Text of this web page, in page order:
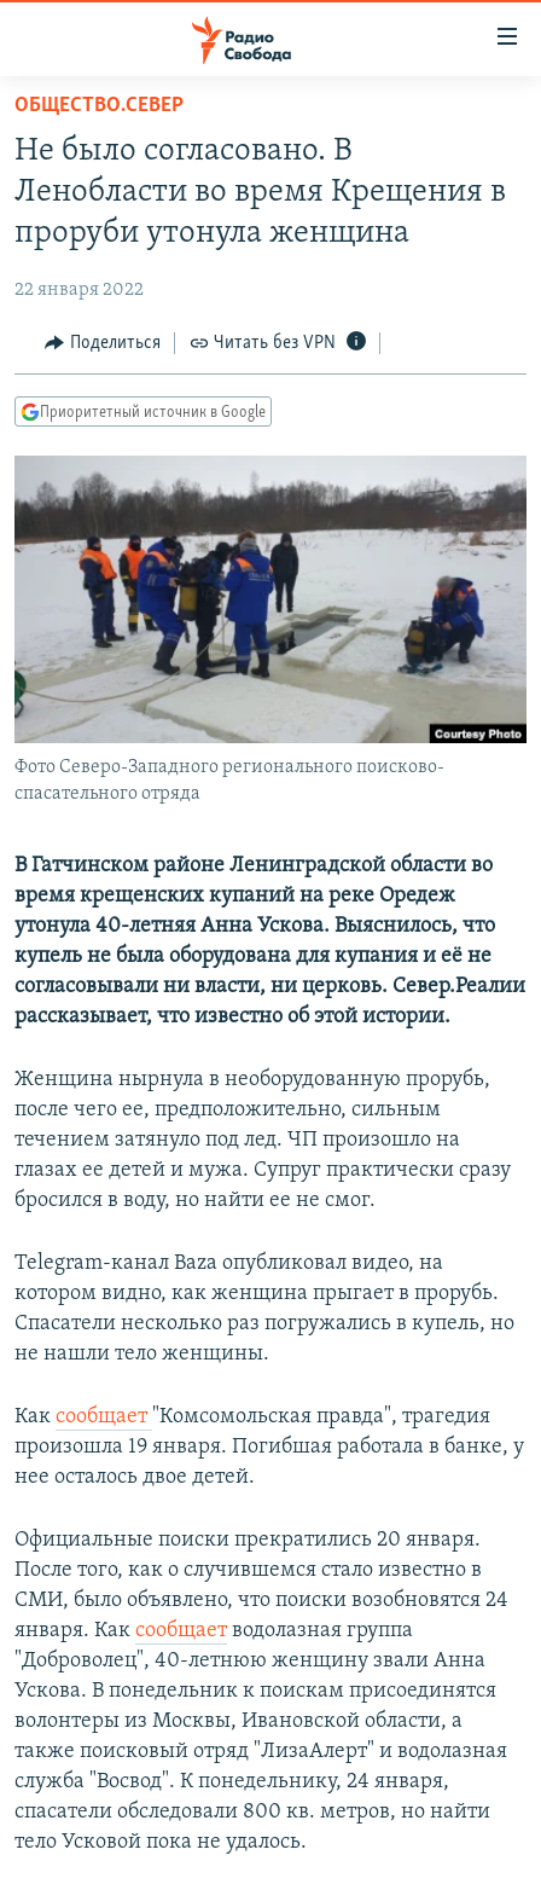
упрощенного
доступа
Вернуться
основному
Вернутся
Вернутся
поиску
ПРОГРАММЫ
ПОДКАСТЫ
АВТОРСКИЕ ПРОЕКТЫ
МНЕНИЯ
КУЛЬТУРА
КАВКАЗ.РЕАЛИИ
СЕВЕР.РЕАЛИИ
РАСПИСАНИЕ ВЕЩАНИЯ
ПОДПИШИТЕСЬ НА РАССЫЛКУ
СОЦИАЛЬНЫЕ СЕТИ
ОБЩЕСТВО.СЕВЕР
Не было согласовано. В
Ленобласти во время Крещения в
проруби утонула женщина
22 января 2022
Поделиться Читать без VPN
Приоритетный источник в Google
Фото Северо-Западного регионального поисково-
спасательного отряда
В Гатчинском районе Ленинградской области во
время крещенских купаний на реке Оредеж
утонула 40-летняя Анна Ускова. Выяснилось, что
купель не была оборудована для купания и её не
согласовывали ни власти, ни церковь. Север.Реалии
рассказывает, что известно об этой истории.
Женщина нырнула в необорудованную прорубь,
после чего ее, предположительно, сильным
течением затянуло под лед. ЧП произошло на
глазах ее детей и мужа. Супруг практически сразу
бросился в воду, но найти ее не смог.
Telegram-канал Baza опубликовал видео, на
котором видно, как женщина прыгает в прорубь.
Спасатели несколько раз погружались в купель, но
не нашли тело женщины.
Как сообщает "Комсомольская правда", трагедия
произошла 19 января. Погибшая работала в банке, у
нее осталось двое детей.
Официальные поиски прекратились 20 января.
После того, как о случившемся стало известно в
СМИ, было объявлено, что поиски возобновятся 24
января. Как сообщаетводолазная группа
"Доброволец", 40-летнюю женщину звали Анна
Ускова. В понедельник к поискам присоединятся
волонтеры из Москвы, Ивановской области, а
также поисковый отряд "ЛизаАлерт" и водолазная
служба "Восвод". К понедельнику, 24 января,
спасатели обследовали 800 кв. метров, но найти
тело Усковой пока не удалось.